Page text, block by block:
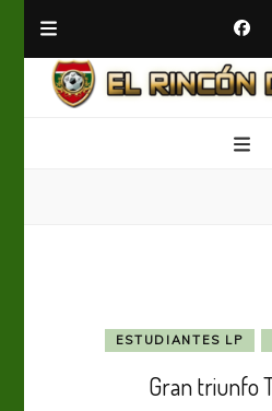
ESTUDIANTES LP
Gran triunfo